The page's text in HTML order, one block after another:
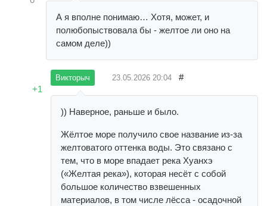
А я вполне понимаю… Хотя, может, и
полюбопыствовала бы - желтое ли оно на
самом деле))
+1
Викторыч 23.05.2026 20:04 #
)) Наверное, раньше и было.
Жёлтое море получило свое название из-за
желтоватого оттенка воды. Это связано с
тем, что в море впадает река Хуанхэ
(«Желтая река»), которая несёт с собой
большое количество взвешенных
материалов, в том числе лёсса - осадочной